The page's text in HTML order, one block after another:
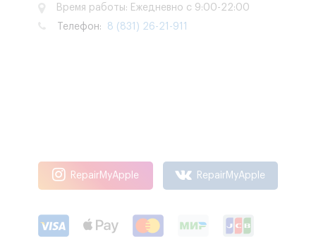
Время работы: Ежедневно с 9:00-22:00
Телефон: 8 (831) 26-21-911
RepairMyApple RepairMyApple